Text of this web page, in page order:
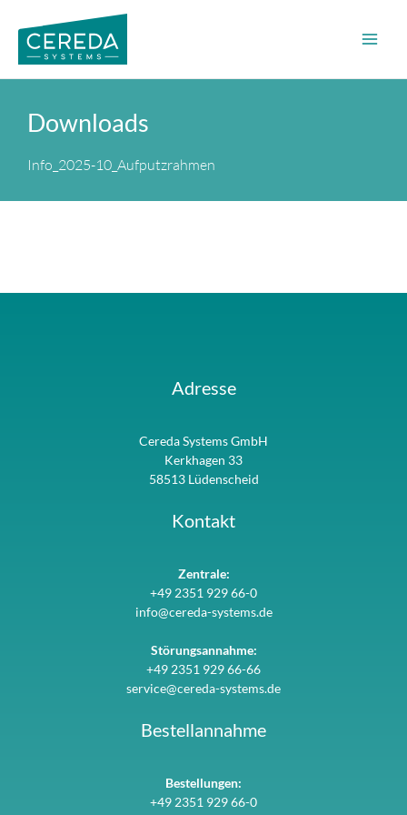
Inhalt
springen
Downloads
Info_2025-10_Aufputzrahmen
Adresse
Cereda Systems GmbH
Kerkhagen 33
58513 Lüdenscheid
Kontakt
Zentrale:
+49 2351 929 66-0
info@cereda-systems.de
Störungsannahme:
+49 2351 929 66-66
service@cereda-systems.de
Bestellannahme
Bestellungen:
+49 2351 929 66-0